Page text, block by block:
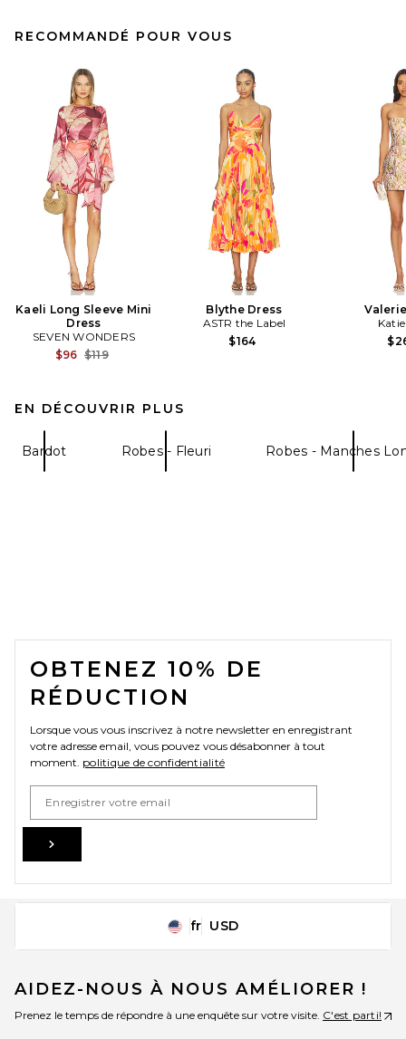
RECOMMANDÉ POUR VOUS
Kaeli Long Sleeve Mini
Dress
SEVEN WONDERS
$96 Previous price:
$119
Blythe Dress
ASTR the Label
$164
EN DÉCOUVRIR PLUS
Bardot Robes - Fleuri Robes - Manches
FOOTER
OBTENEZ 10% DE
RÉDUCTION
Lorsque vous vous inscrivez à notre newsletter en enregistrant
votre adresse email, vous pouvez vous désabonner à tout
moment. politique de confidentialité
Change Country Regions
fr USD
AIDEZ-NOUS À NOUS AMÉLIORER !
Prenez le temps de répondre à une enquête sur votre visite. C'est parti!